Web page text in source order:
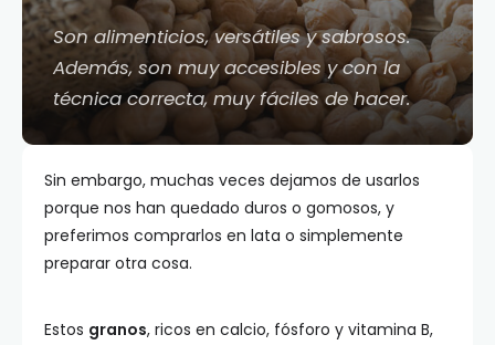
Son alimenticios, versátiles y sabrosos.
Además, son muy accesibles y con la
técnica correcta, muy fáciles de hacer.
Sin embargo, muchas veces dejamos de usarlos
porque nos han quedado duros o gomosos, y
preferimos comprarlos en lata o simplemente
preparar otra cosa.
Estos granos, ricos en calcio, fósforo y vitamina B,